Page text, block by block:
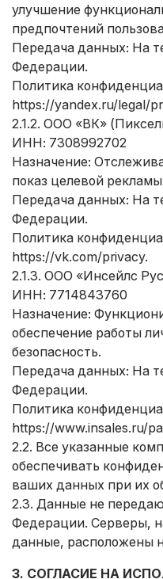
улучшение
предпочтений
Передача данных: На
Федерации.
Политика
https://yandex.ru/legal/
2.1.2. ООО «ВК»
ИНН: 7308992702
Назначение:
показ целевой
Передача данных: На
Федерации.
Политика
https://vk.com/privacy.
2.1.3. ООО «Инсейлс
ИНН: 7714843760
Назначение:
обеспечение работы
безопасность.
Передача данных: На
Федерации.
Политика
https://www.insales.ru/
2.2. Все указанные
обеспечивать
ваших данных при их
2.3. Данные не
Федерации. Серверы,
данные, расположены
3. СОГЛАСИЕ НА